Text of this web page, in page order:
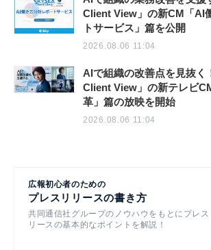
Client View」の新CM「AI
トサービス」篇を公開
2026.08.06 11:04
AIで組織の改善点を見抜く
Client View」の新テレビ
革」篇の放映を開始
2026.08.06 11:04
広報初心者のための
プレスリリースの書き方
共同通信社グループのノウハウをもとにプレス
リースの基本的なポイントを解説！